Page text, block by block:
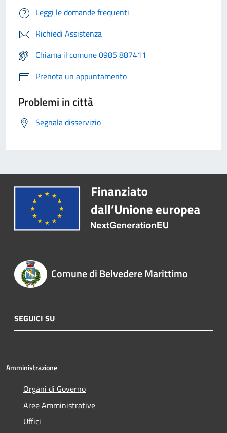
Leggi le domande frequenti
Richiedi Assistenza
Chiama il comune 0985 887411
Prenota un appuntamento
Problemi in città
Segnala disservizio
Comune di Belvedere Marittimo
SEGUICI SU
Amministrazione
Organi di Governo
Aree Amministrative
Uffici